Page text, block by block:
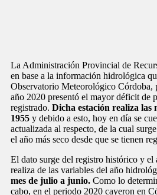
La Administración Provincial de
en base a la información hidrológica
Observatorio Meteorológico Córdoba,
año 2020 presentó el mayor déficit de
registrado. Dicha estación realiza las
1955y debido a esto, hoy en día se
actualizada al respecto, de la cual
el año más seco desde que se tienen
El dato surge del registro histórico y el
realiza de las variables del año
mes de julio a junio.Como lo
cabo, en el periodo 2020 cayeron en